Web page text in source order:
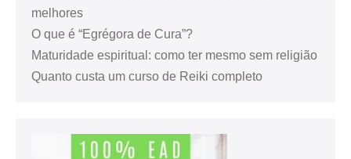
melhores
O que é “Egrégora de Cura”?
Maturidade espiritual: como ter mesmo sem religião
Quanto custa um curso de Reiki completo